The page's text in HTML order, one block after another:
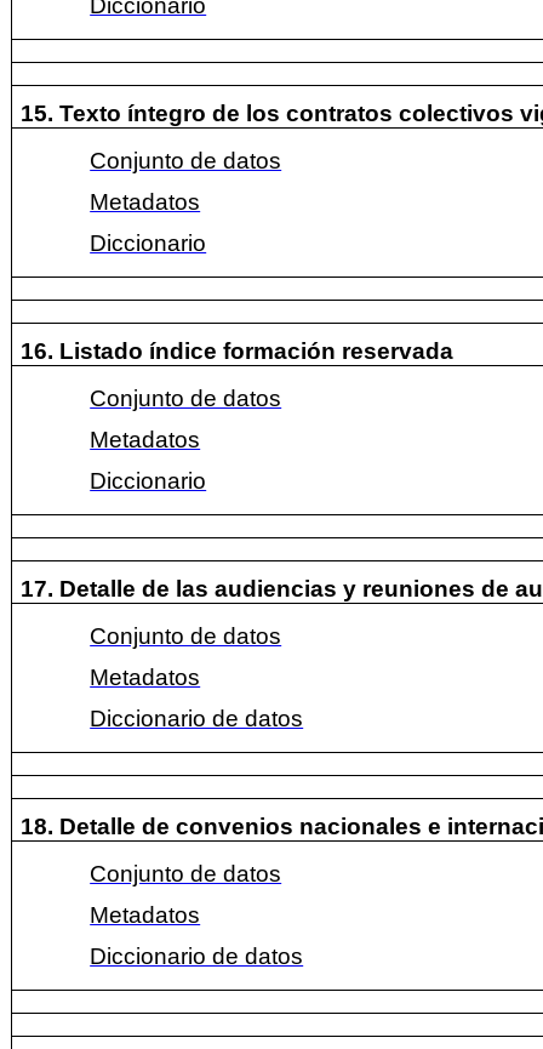
Diccionario
15. Texto íntegro de los contratos colectivos
Conjunto de datos
Metadatos
Diccionario
16. Listado índice formación reservada
Conjunto de datos
Metadatos
Diccionario
17. Detalle de las audiencias y reuniones de
Conjunto de datos
Metadatos
Diccionario de datos
18. Detalle de convenios nacionales e
Conjunto de datos
Metadatos
Diccionario de datos